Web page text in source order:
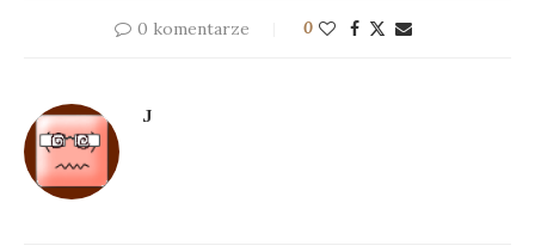
0 komentarze 0
J